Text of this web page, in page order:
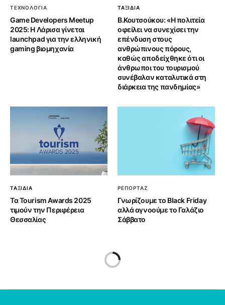
ΤΕΧΝΟΛΟΓΙΑ
Game Developers Meetup
2025: Η Λάρισα γίνεται
launchpad για την ελληνική
gaming βιομηχανία
ΤΑΞΙΔΙΑ
Β.Κουτσούκου: «Η πολιτεία
οφείλει να συνεχίσει την
επένδυση στους
ανθρώπινους πόρους,
καθώς αποδείχθηκε ότι οι
άνθρωποι του τουρισμού
συνέβαλαν καταλυτικά στη
διάρκεια της πανδημίας»
ΤΑΞΙΔΙΑ
Τα Tourism Awards 2025
τιμούν την Περιφέρεια
Θεσσαλίας
ΡΕΠΟΡΤΑΖ
Γνωρίζουμε το Black Friday
αλλά αγνοούμε το Γαλάζιο
Σάββατο